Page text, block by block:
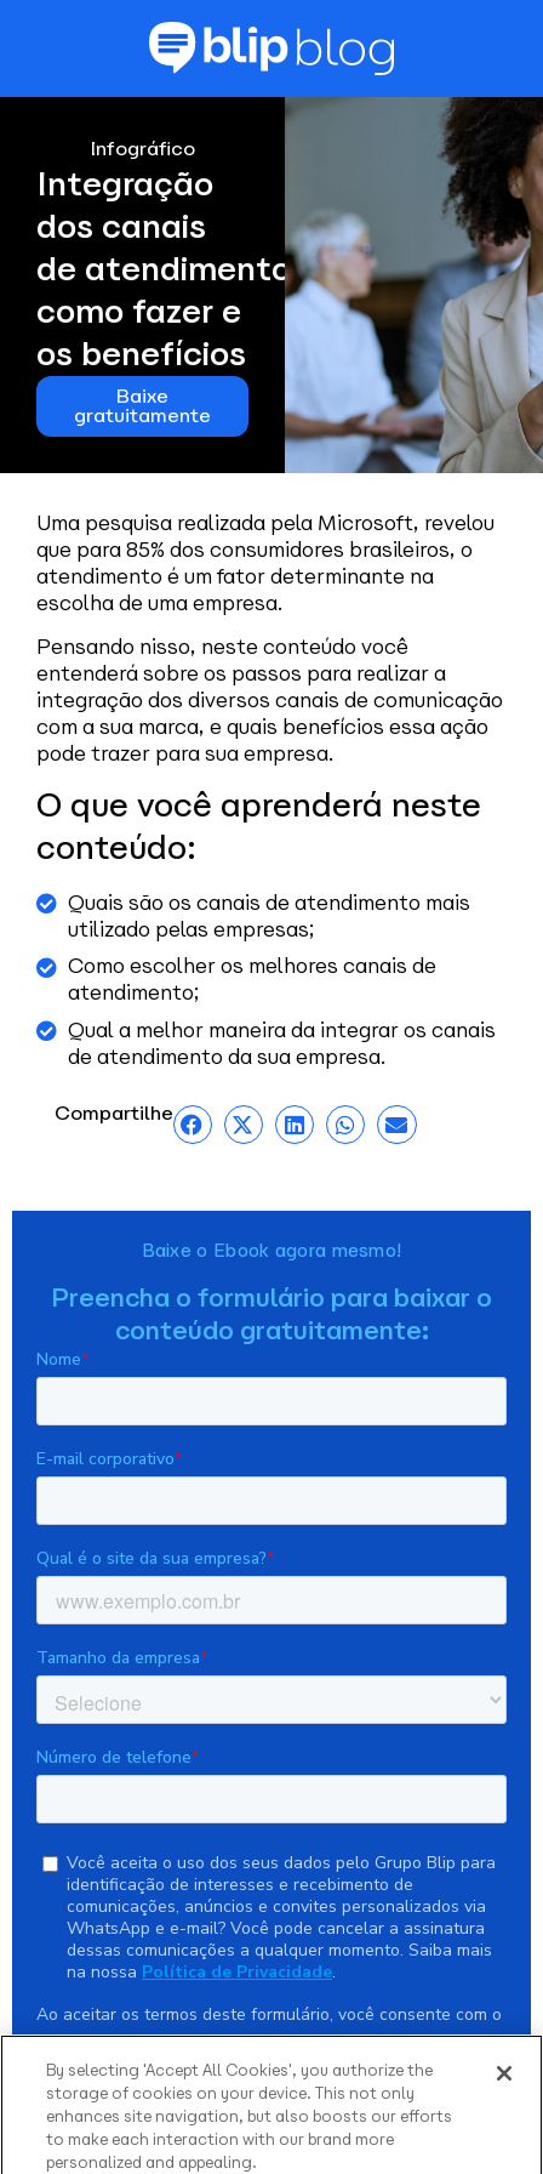
Infográfico
Integração
dos canais
de atendimento: aprenda
como fazer e
os benefícios
Baixe
gratuitamente
Uma pesquisa realizada pela Microsoft, revelou
que para 85% dos consumidores brasileiros, o
atendimento é um fator determinante na
escolha de uma empresa.
Pensando nisso, neste conteúdo você
entenderá sobre os passos para realizar a
integração dos diversos canais de comunicação
com a sua marca, e quais benefícios essa ação
pode trazer para sua empresa.
O que você aprenderá neste
conteúdo:
Quais são os canais de atendimento mais
utilizado pelas empresas;
Como escolher os melhores canais de
atendimento;
Qual a melhor maneira da integrar os canais
de atendimento da sua empresa.
Compartilhe
Baixe o Ebook agora mesmo!
Preencha o formulário para baixar o
conteúdo gratuitamente:
By selecting 'Accept All Cookies', you authorize the
storage of cookies on your device. This not only
enhances site navigation, but also boosts our efforts
to make each interaction with our brand more
personalized and appealing.